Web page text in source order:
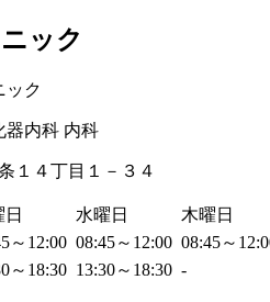
ック
器内科 内科
１４丁目１－３４
水曜日 木曜日
～12:00 08:45～12:00 08:45～
～18:30 13:30～18:30 -